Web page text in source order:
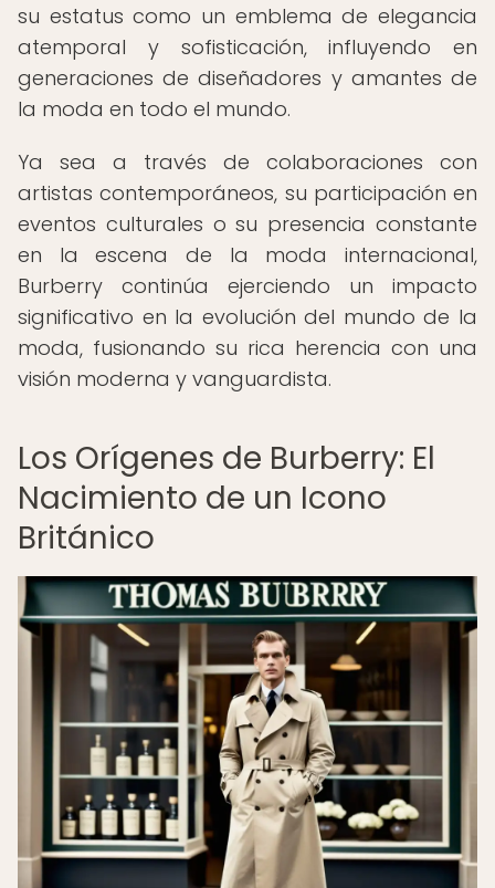
su estatus como un emblema de elegancia
atemporal y sofisticación, influyendo en
generaciones de diseñadores y amantes de
la moda en todo el mundo.
Ya sea a través de colaboraciones con
artistas contemporáneos, su participación en
eventos culturales o su presencia constante
en la escena de la moda internacional,
Burberry continúa ejerciendo un impacto
significativo en la evolución del mundo de la
moda, fusionando su rica herencia con una
visión moderna y vanguardista.
Los Orígenes de Burberry: El
Nacimiento de un Icono
Británico